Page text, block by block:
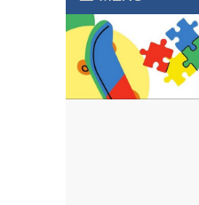
HOME
AKTUELLES